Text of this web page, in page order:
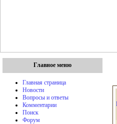
Главное меню
Главная страница
Новости
Вопросы и ответы
Комментарии
Поиск
Форум